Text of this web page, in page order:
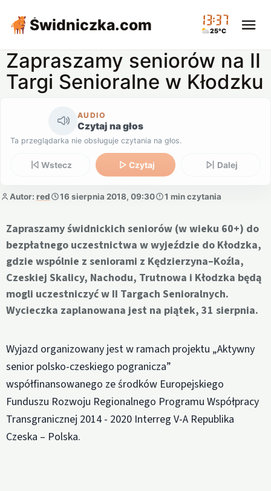
Świdniczka.com 13:37
25°C
Zapraszamy seniorów na II
Targi Senioralne w Kłodzku
AUDIO
Czytaj na głos
Ta przeglądarka nie obsługuje czytania na głos.
Wstecz Czytaj Dalej
Autor: red 16 sierpnia 2018, 09:30 1 min czytania
Zapraszamy świdnickich seniorów (w wieku 60+) do
bezpłatnego uczestnictwa w wyjeździe do Kłodzka,
gdzie wspólnie z seniorami z Kędzierzyna–Koźla,
Czeskiej Skalicy, Nachodu, Trutnowa i Kłodzka będą
mogli uczestniczyć w II Targach Senioralnych.
Wycieczka zaplanowana jest na piątek, 31 sierpnia.
Wyjazd organizowany jest w ramach projektu „Aktywny
senior polsko-czeskiego pogranicza”
współfinansowanego ze środków Europejskiego
Funduszu Rozwoju Regionalnego Programu Współpracy
Transgranicznej 2014 - 2020 Interreg V-A Republika
Czeska – Polska.